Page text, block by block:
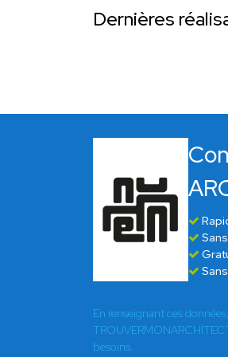
Dernières
En renseignant ces
besoins.